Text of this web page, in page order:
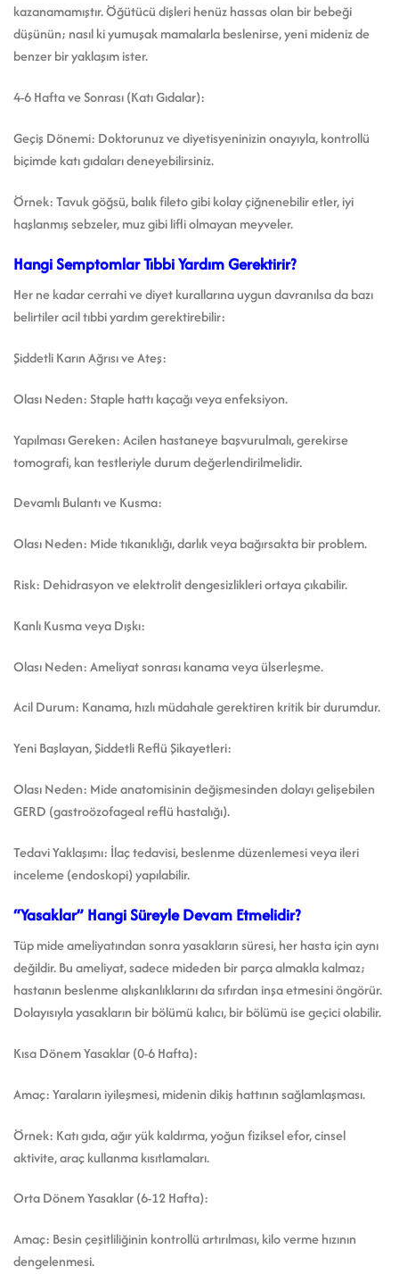
kazanamamıştır. Öğütücü dişleri henüz hassas olan bir bebeği
düşünün; nasıl ki yumuşak mamalarla beslenirse, yeni mideniz de
benzer bir yaklaşım ister.
4-6 Hafta ve Sonrası (Katı Gıdalar):
Geçiş Dönemi: Doktorunuz ve diyetisyeninizin onayıyla, kontrollü
biçimde katı gıdaları deneyebilirsiniz.
Örnek: Tavuk göğsü, balık fileto gibi kolay çiğnenebilir etler, iyi
haşlanmış sebzeler, muz gibi lifli olmayan meyveler.
Hangi Semptomlar Tıbbi Yardım Gerektirir?
Her ne kadar cerrahi ve diyet kurallarına uygun davranılsa da bazı
belirtiler acil tıbbi yardım gerektirebilir:
Şiddetli Karın Ağrısı ve Ateş:
Olası Neden: Staple hattı kaçağı veya enfeksiyon.
Yapılması Gereken: Acilen hastaneye başvurulmalı, gerekirse
tomografi, kan testleriyle durum değerlendirilmelidir.
Devamlı Bulantı ve Kusma:
Olası Neden: Mide tıkanıklığı, darlık veya bağırsakta bir problem.
Risk: Dehidrasyon ve elektrolit dengesizlikleri ortaya çıkabilir.
Kanlı Kusma veya Dışkı:
Olası Neden: Ameliyat sonrası kanama veya ülserleşme.
Acil Durum: Kanama, hızlı müdahale gerektiren kritik bir durumdur.
Yeni Başlayan, Şiddetli Reflü Şikayetleri:
Olası Neden: Mide anatomisinin değişmesinden dolayı gelişebilen
GERD (gastroözofageal reflü hastalığı).
Tedavi Yaklaşımı: İlaç tedavisi, beslenme düzenlemesi veya ileri
inceleme (endoskopi) yapılabilir.
“Yasaklar” Hangi Süreyle Devam Etmelidir?
Tüp mide ameliyatından sonra yasakların süresi, her hasta için aynı
değildir. Bu ameliyat, sadece mideden bir parça almakla kalmaz;
hastanın beslenme alışkanlıklarını da sıfırdan inşa etmesini öngörür.
Dolayısıyla yasakların bir bölümü kalıcı, bir bölümü ise geçici olabilir.
Kısa Dönem Yasaklar (0-6 Hafta):
Amaç: Yaraların iyileşmesi, midenin dikiş hattının sağlamlaşması.
Örnek: Katı gıda, ağır yük kaldırma, yoğun fiziksel efor, cinsel
aktivite, araç kullanma kısıtlamaları.
Orta Dönem Yasaklar (6-12 Hafta):
Amaç: Besin çeşitliliğinin kontrollü artırılması, kilo verme hızının
dengelenmesi.